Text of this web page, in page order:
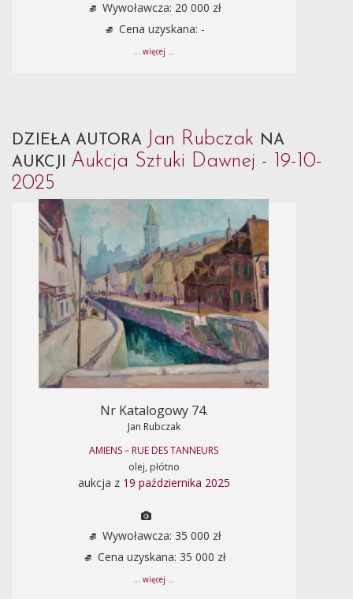
Wywoławcza: 20 000 zł
Cena uzyskana: -
... więcej ...
DZIEŁA AUTORA Jan Rubczak NA
AUKCJI Aukcja Sztuki Dawnej - 19-10-
2025
Nr Katalogowy 74.
Jan Rubczak
AMIENS – RUE DES TANNEURS
olej, płótno
aukcja z 19 października 2025
Wywoławcza: 35 000 zł
Cena uzyskana: 35 000 zł
... więcej ...